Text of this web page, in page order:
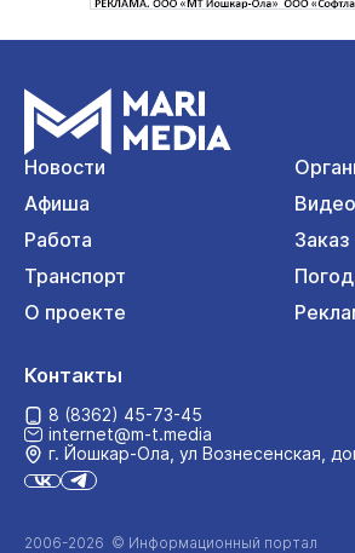
Новости
Афиша
Видео
Работа
Транспорт
О проекте
2006-2026 © Информационный портал
Контакты
8 (8362) 45-73-45
internet@m-t.media
г. Йошкар‑Ола, ул Вознесенская,